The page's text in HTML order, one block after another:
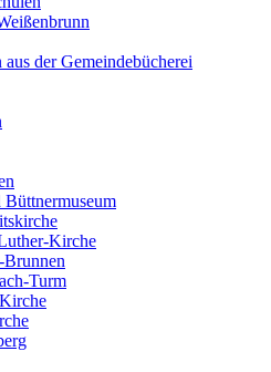
der Gemeindebücherei
Kirche
Brunnen
Turm